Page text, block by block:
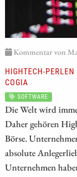
Kommentar von
HIGHTECH-
COGIA
SOFTWARE
Die Welt wird
Daher gehören
Börse.
absolute
Unternehmen